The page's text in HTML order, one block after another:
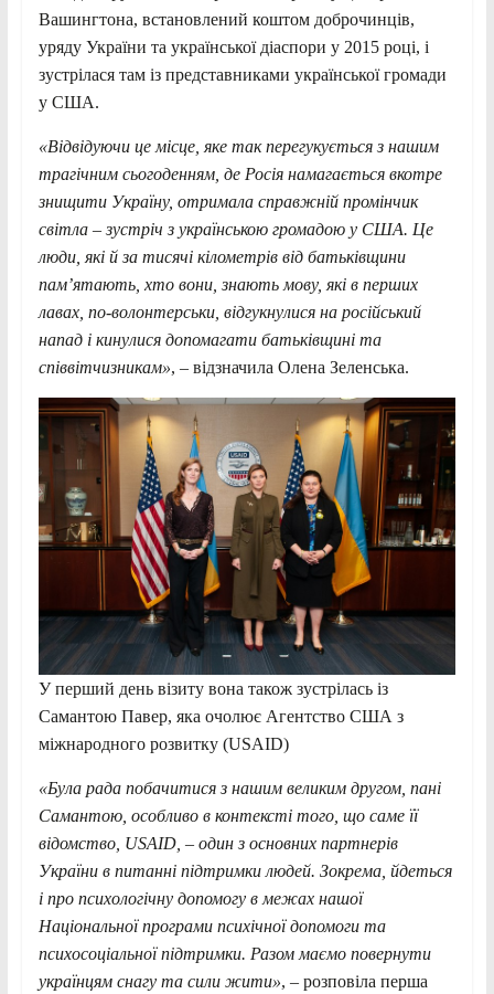
Вашингтона, встановлений коштом доброчинців,
уряду України та української діаспори у 2015 році, і
зустрілася там із представниками української громади
у США.
«Відвідуючи це місце, яке так перегукується з нашим
трагічним сьогоденням, де Росія намагається вкотре
знищити Україну, отримала справжній промінчик
світла – зустріч з українською громадою у США. Це
люди, які й за тисячі кілометрів від батьківщини
пам’ятають, хто вони, знають мову, які в перших
лавах, по-волонтерськи, відгукнулися на російський
напад і кинулися допомагати батьківщині та
співвітчизникам», – відзначила Олена Зеленська.
У перший день візиту вона також зустрілась із
Самантою Павер, яка очолює Агентство США з
міжнародного розвитку (USAID)
«Була рада побачитися з нашим великим другом, пані
Самантою, особливо в контексті того, що саме її
відомство, USAID, – один з основних партнерів
України в питанні підтримки людей. Зокрема, йдеться
і про психологічну допомогу в межах нашої
Національної програми психічної допомоги та
психосоціальної підтримки. Разом маємо повернути
українцям снагу та сили жити», – розповіла перша